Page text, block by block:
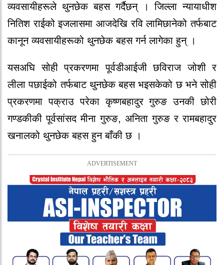
व्यवसायीहरूले थुनछेक बहस गर्दैछन् । जिल्ला न्यायाधीश
नितिश राईको इजलासमा आजदेखि रवि लामिछानेको तर्फबाट
कानून व्यवसायीहरूको थुनछेक बहस गर्न लागेका हुन् ।
यसअघि सोही प्रकरणमा पूर्वडीआईजी छविराज जोशी र
लीला पछाईको तर्फबाट थुनछेक बहस भइसकेको छ भने सोही
प्रकरणमा पक्राउ परेका कृष्णबहादुर गुरुङ उनकी छोरी
गण्डकीकी पूर्वसांसद मीना गुरुङ, अनिता गुरुङ र रामबहादुर
खनालको थुनछेक बहस हुन बाँकी छ ।